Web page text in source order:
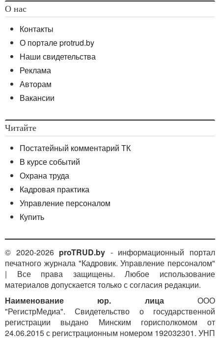
О нас
Контакты
О портале protrud.by
Наши свидетельства
Реклама
Авторам
Вакансии
Читайте
Постатейный комментарий ТК
В курсе событий
Охрана труда
Кадровая практика
Управление персоналом
Купить
© 2020-2026 proTRUD.by - информационный портал
печатного журнала "Кадровик. Управление персоналом"
| Все права защищены. Любое использование
материалов допускается только с согласия редакции.
Наименование юр. лицаООО
"РегистрМедиа". Свидетельство о государственной
регистрации выдано Минским горисполкомом от
24.06.2015 с регистрационным номером 192032301. УНП